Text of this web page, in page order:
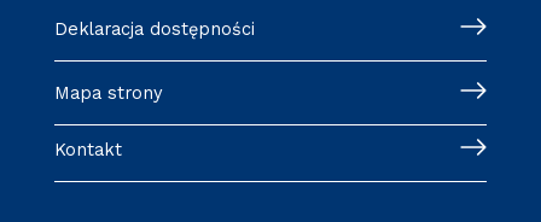
Deklaracja dostępności
Mapa strony
Kontakt